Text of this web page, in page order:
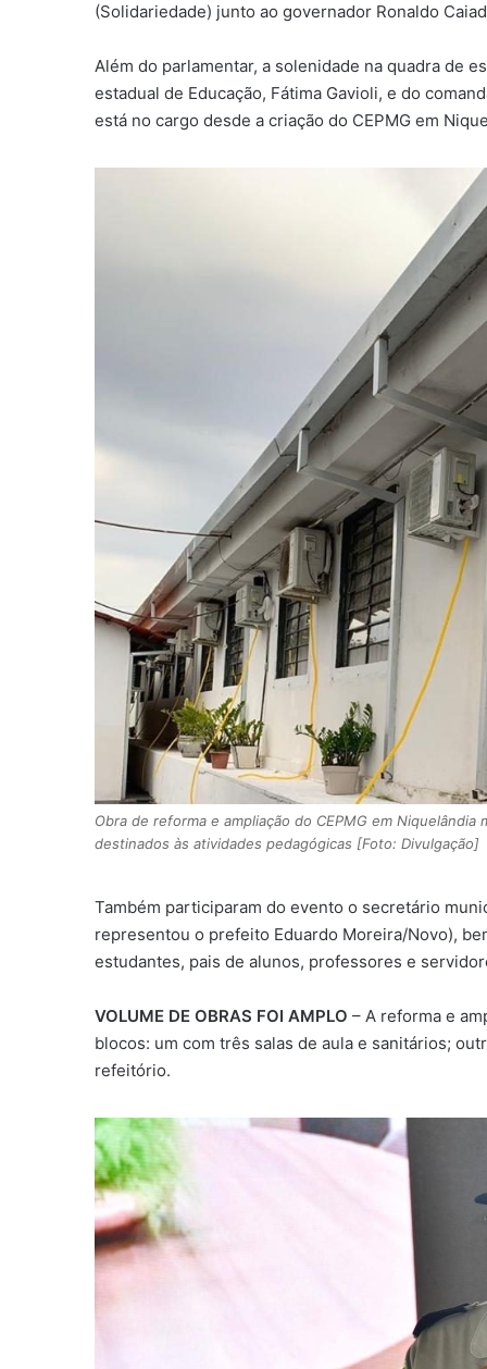
(Solidariedade) junto ao governador Ronaldo
Além do parlamentar, a solenidade na quadra de
estadual de Educação, Fátima Gavioli, e do
está no cargo desde a criação do CEPMG em
Obra de reforma e ampliação do CEPMG em
destinados às atividades pedagógicas [Foto: Divulgação]
Também participaram do evento o secretário
representou o prefeito Eduardo Moreira/Novo),
estudantes, pais de alunos, professores e
VOLUME DE OBRAS FOI AMPLO – A reforma e
blocos: um com três salas de aula e sanitários;
refeitório.